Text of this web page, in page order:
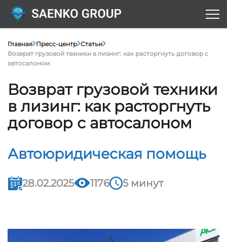
Главная Пресс-центр Статьи
Возврат грузовой техники в лизинг: как расторгнуть договор с
автосалоном
Возврат грузовой техники
в лизинг: как расторгнуть
договор с автосалоном
Автоюридическая помощь
28.02.2025 1176 5 минут